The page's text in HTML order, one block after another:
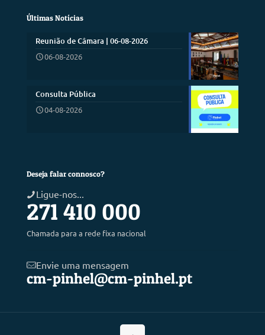
Últimas Notícias
Reunião de Câmara | 06-08-2026
06-08-2026
Consulta Pública
04-08-2026
Deseja falar connosco?
Ligue-nos...
271 410 000
Chamada para a rede fixa nacional
Envie uma mensagem
cm-pinhel@cm-pinhel.pt